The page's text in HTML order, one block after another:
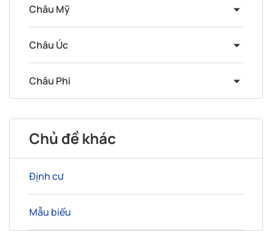
Châu Mỹ
Châu Úc
Châu Phi
Chủ đề khác
Định cư
Mẫu biểu